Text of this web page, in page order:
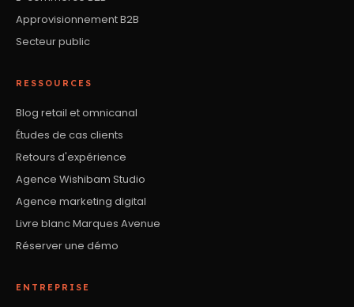
Approvisionnement B2B
Secteur public
RESSOURCES
Blog retail et omnicanal
Études de cas clients
Retours d'expérience
Agence Wishibam Studio
Agence marketing digital
Livre blanc Marques Avenue
Réserver une démo
ENTREPRISE